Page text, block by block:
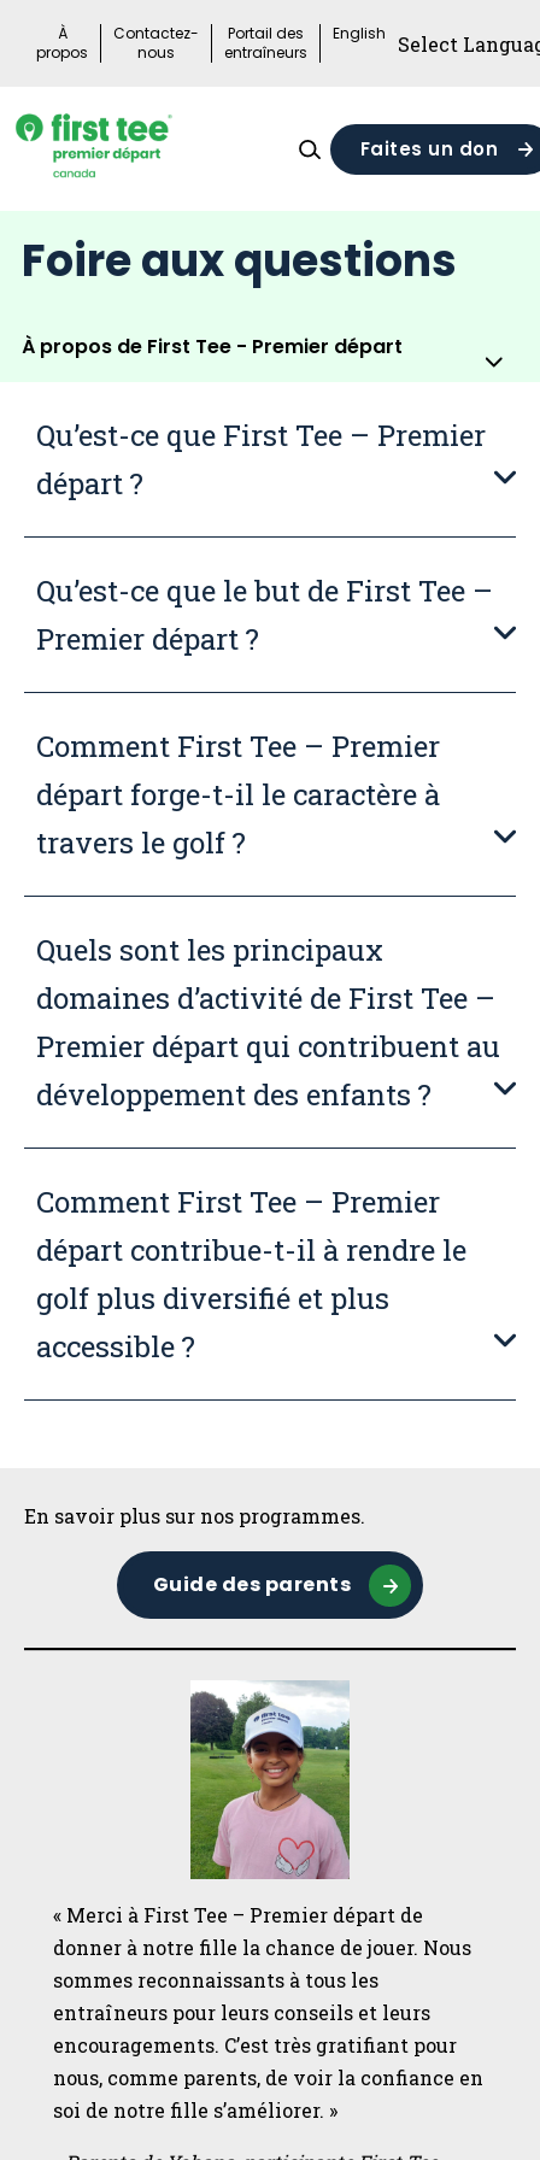
À
propos
Contactez-
nous
Portail des
entraîneurs
English
Faites un don
Foire aux questions
À propos de First Tee - Premier départ
Sub
Qu’est-ce que First Tee – Premier
départ ?
Qu’est-ce que le but de First Tee –
Premier départ ?
Comment First Tee – Premier
départ forge-t-il le caractère à
travers le golf ?
Quels sont les principaux
domaines d’activité de First Tee –
Premier départ qui contribuent au
développement des enfants ?
Comment First Tee – Premier
départ contribue-t-il à rendre le
golf plus diversifié et plus
accessible ?
Sidebar
En savoir plus sur nos programmes.
Guide des parents
« Merci à First Tee – Premier départ de
donner à notre fille la chance de jouer. Nous
sommes reconnaissants à tous les
entraîneurs pour leurs conseils et leurs
encouragements. C’est très gratifiant pour
nous, comme parents, de voir la confiance en
soi de notre fille s’améliorer. »